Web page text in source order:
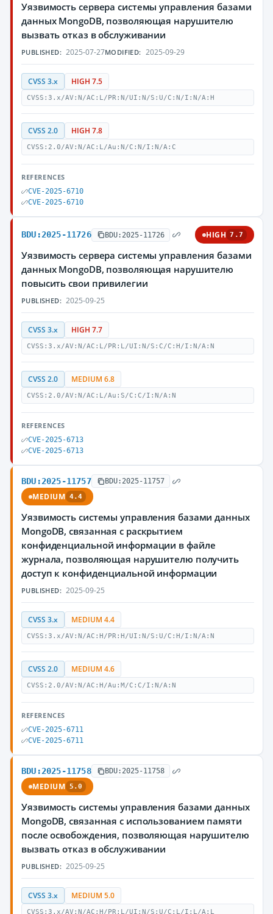
Уязвимость сервера системы управления базами
данных MongoDB, позволяющая нарушителю
вызвать отказ в обслуживании
PUBLISHED: 2025-07-27MODIFIED: 2025-09-29
CVSS 3.x HIGH 7.5
CVSS:3.x/AV:N/AC:L/PR:N/UI:N/S:U/C:N/I:N/A:H
CVSS 2.0 HIGH 7.8
CVSS:2.0/AV:N/AC:L/Au:N/C:N/I:N/A:C
REFERENCES
CVE-2025-6710
CVE-2025-6710
BDU:2025-11726 BDU:2025-11726 HIGH 7.7
Уязвимость сервера системы управления базами
данных MongoDB, позволяющая нарушителю
повысить свои привилегии
PUBLISHED: 2025-09-25
CVSS 3.x HIGH 7.7
CVSS:3.x/AV:N/AC:L/PR:L/UI:N/S:C/C:H/I:N/A:N
CVSS 2.0 MEDIUM 6.8
CVSS:2.0/AV:N/AC:L/Au:S/C:C/I:N/A:N
REFERENCES
CVE-2025-6713
CVE-2025-6713
BDU:2025-11757 BDU:2025-11757
MEDIUM 4.4
Уязвимость системы управления базами данных
MongoDB, связанная с раскрытием
конфиденциальной информации в файлe
журнала, позволяющая нарушителю получить
доступ к конфиденциальной информации
PUBLISHED: 2025-09-25
CVSS 3.x MEDIUM 4.4
CVSS:3.x/AV:N/AC:H/PR:H/UI:N/S:U/C:H/I:N/A:N
CVSS 2.0 MEDIUM 4.6
CVSS:2.0/AV:N/AC:H/Au:M/C:C/I:N/A:N
REFERENCES
CVE-2025-6711
CVE-2025-6711
BDU:2025-11758 BDU:2025-11758
MEDIUM 5.0
Уязвимость системы управления базами данных
MongoDB, связанная с использованием памяти
после освобождения, позволяющая нарушителю
вызвать отказ в обслуживании
PUBLISHED: 2025-09-25
CVSS 3.x MEDIUM 5.0
CVSS:3.x/AV:N/AC:H/PR:L/UI:N/S:U/C:L/I:L/A:L